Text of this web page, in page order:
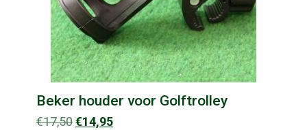
Beker houder voor Golftrolley
€17,50Oorspronkelijke
€14,95Huidige